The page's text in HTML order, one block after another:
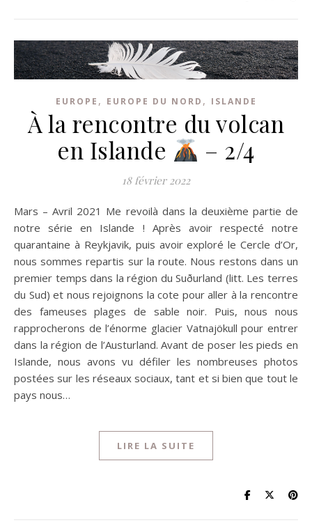
EUROPE , EUROPE DU NORD , ISLANDE
À la rencontre du volcan
en Islande
– 2/4
18 février 2022
Mars – Avril 2021 Me revoilà dans la deuxième partie de
notre série en Islande ! Après avoir respecté notre
quarantaine à Reykjavik, puis avoir exploré le Cercle d’Or,
nous sommes repartis sur la route. Nous restons dans un
premier temps dans la région du Suðurland (litt. Les terres
du Sud) et nous rejoignons la cote pour aller à la rencontre
des fameuses plages de sable noir. Puis, nous nous
rapprocherons de l’énorme glacier Vatnajökull pour entrer
dans la région de l’Austurland. Avant de poser les pieds en
Islande, nous avons vu défiler les nombreuses photos
postées sur les réseaux sociaux, tant et si bien que tout le
pays nous…
LIRE LA SUITE